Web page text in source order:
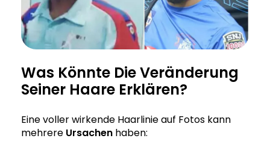
Was Könnte Die Veränderung
Seiner Haare Erklären?
Eine voller wirkende Haarlinie auf Fotos kann
mehrere Ursachen haben: